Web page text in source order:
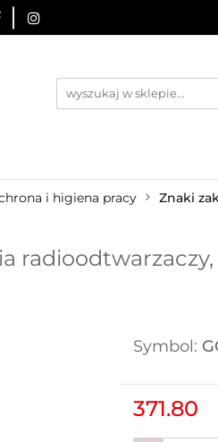
URZĄDZENIA BRD
i higiena pracy Znaki
radioodtwarzaczy,
Symbol:
371.80